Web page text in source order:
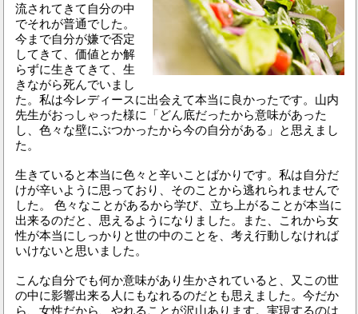
流されてきて自分の中
でそれが普通でした。
今まで自分が嫌で否定
してきて、価値とか解
らずに生きてきて、生
きながら死んでいまし
た。私は今レディースに出会えて本当に良かったです。山内
先生がおっしゃった様に「どん底だったから意味があった
し、色々な壁にぶつかったから今の自分がある」と思えまし
た。
生きていると本当に色々と辛いことばかりです。私は自分だ
けが辛いように思っており、そのことから逃れられませんで
した。 色々なことがあるから学び、立ち上がることが本当に
出来るのだと、思えるようになりました。また、これから女
性が本当にしっかりと世の中のことを、考え行動しなければ
いけないと思いました。
こんな自分でも何か意味があり生かされていると、又この世
の中に影響出来る人にもなれるのだとも思えました。今だか
ら、女性だから、やれることが沢山あります。実現するのは